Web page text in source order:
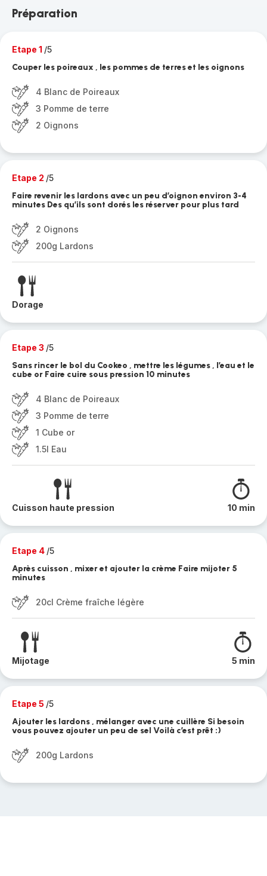
Préparation
Etape 1 /5
Couper les poireaux , les pommes de terres et les oignons
4 Blanc de Poireaux
3 Pomme de terre
2 Oignons
Etape 2 /5
Faire revenir les lardons avec un peu d’oignon environ 3-4
minutes Des qu’ils sont dorés les réserver pour plus tard
2 Oignons
200g Lardons
Dorage
Etape 3 /5
Sans rincer le bol du Cookeo , mettre les légumes , l’eau et le
cube or Faire cuire sous pression 10 minutes
4 Blanc de Poireaux
3 Pomme de terre
1 Cube or
1.5l Eau
Cuisson haute pression 10 min
Etape 4 /5
Après cuisson , mixer et ajouter la crème Faire mijoter 5
minutes
20cl Crème fraîche légère
Mijotage 5 min
Etape 5 /5
Ajouter les lardons , mélanger avec une cuillère Si besoin
vous pouvez ajouter un peu de sel Voilà c’est prêt :)
200g Lardons